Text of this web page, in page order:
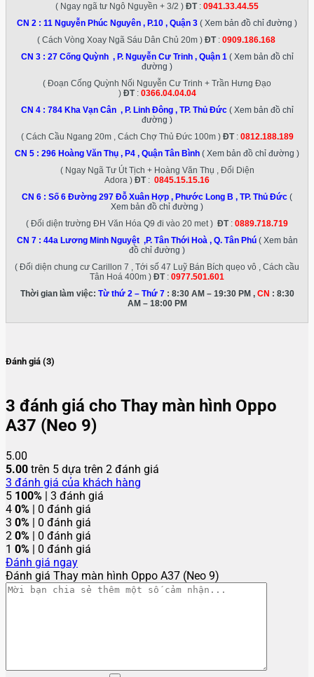
( Ngay ngã tư Ngô Nguyền + 3/2 ) ĐT: 0941.33.44.55
CN 2 : 11 Nguyễn Phúc Nguyên , P.10 , Quận 3 ( Xem bản đồ chỉ đường )
( Cách Vòng Xoay Ngã Sáu Dân Chủ 20m ) ĐT: 0909.186.168
CN 3 : 27 Cống Quỳnh , P. Nguyễn Cư Trinh , Quận 1 ( Xem bản đồ chỉ
đường )
( Đoạn Cống Quỳnh Nối Nguyễn Cư Trinh + Trần Hưng Đạo
) ĐT: 0366.04.04.04
CN 4 : 784 Kha Vạn Cân , P. Linh Đông , TP. Thủ Đức( Xem bản đồ chỉ
đường )
( Cách Cầu Ngang 20m , Cách Chợ Thủ Đức 100m ) ĐT: 0812.188.189
CN 5 : 296 Hoàng Văn Thụ , P4 , Quận Tân Bình ( Xem bản đồ chỉ đường )
( Ngay Ngã Tư Út Tịch + Hoàng Văn Thụ , Đối Diện
Adora ) ĐT: 0845.15.15.16
CN 6 : Số 6 Đường 297 Đỗ Xuân Hợp , Phước Long B , TP. Thủ Đức (
Xem bản đồ chỉ đường )
( Đối diện trường ĐH Văn Hóa Q9 đi vào 20 met ) ĐT: 0889.718.719
CN 7 : 44a Lương Minh Nguyệt ,P. Tân Thới Hoà , Q. Tân Phú ( Xem bản
đồ chỉ đường )
( Đối diện chung cư Carillon 7 , Tới số 47 Luỹ Bán Bích quẹo vô , Cách cầu
Tân Hoá 400m ) ĐT: 0977.501.601
Thời gian làm việc: Từ thứ 2 – Thứ 7: 8:30 AM – 19:30 PM , CN : 8:30
AM – 18:00 PM
Đánh giá (3)
3 đánh giá cho Thay màn hình Oppo
A37 (Neo 9)
5.00
5.00 trên 5 dựa trên 2 đánh giá
3 đánh giá của khách hàng
5 100% | 3 đánh giá
4 0% | 0 đánh giá
3 0% | 0 đánh giá
2 0% | 0 đánh giá
1 0% | 0 đánh giá
Đánh giá ngay
Đánh giá Thay màn hình Oppo A37 (Neo 9)